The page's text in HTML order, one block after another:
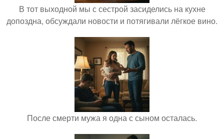
В тот выходной мы с сестрой засиделись на кухне
допоздна, обсуждали новости и потягивали лёгкое вино.
После смерти мужа я одна с сыном осталась.